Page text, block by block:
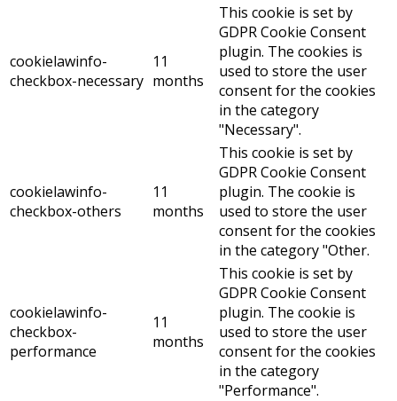
cookielawinfo-
checkbox-necessary
11
months
This cookie is set by
GDPR Cookie Consent
plugin. The cookies is
used to store the user
consent for the cookies
in the category
"Necessary".
cookielawinfo-
checkbox-others
11
months
This cookie is set by
GDPR Cookie Consent
plugin. The cookie is
used to store the user
consent for the cookies
in the category "Other.
cookielawinfo-
checkbox-
performance
11
months
This cookie is set by
GDPR Cookie Consent
plugin. The cookie is
used to store the user
consent for the cookies
in the category
"Performance".